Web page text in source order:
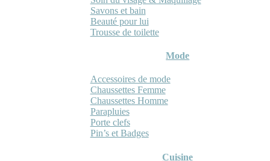
Savons et bain
Beauté pour lui
Trousse de toilette
Mode
Accessoires de mode
Chaussettes Femme
Chaussettes Homme
Parapluies
Porte clefs
Pin’s et Badges
Cuisine